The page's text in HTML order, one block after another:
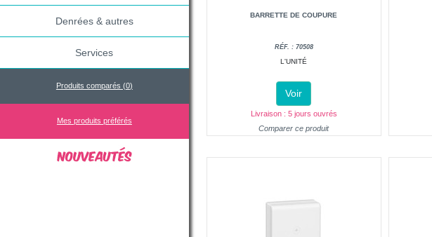
Denrées & autres
Services
Produits comparés (0)
Mes produits préférés
BARRETTE DE COUPURE
RÉF. : 70508
L'UNITÉ
Voir
Livraison : 5 jours ouvrés
Comparer ce produit